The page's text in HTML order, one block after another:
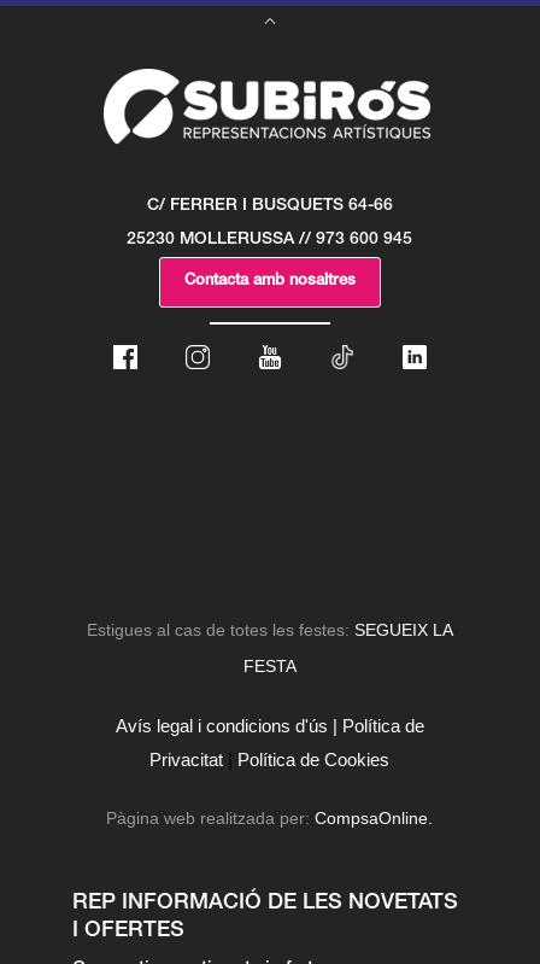
C/ FERRER I BUSQUETS 64-66
25230 MOLLERUSSA // 973 600 945
Contacta amb nosaltres
Estigues al cas de totes les festes: SEGUEIX LA
FESTA
Avís legal i condicions d'ús | Política de
Privacitat | Política de Cookies
Pàgina web realitzada per:CompsaOnline.
REP INFORMACIÓ DE LES NOVETATS
I OFERTES